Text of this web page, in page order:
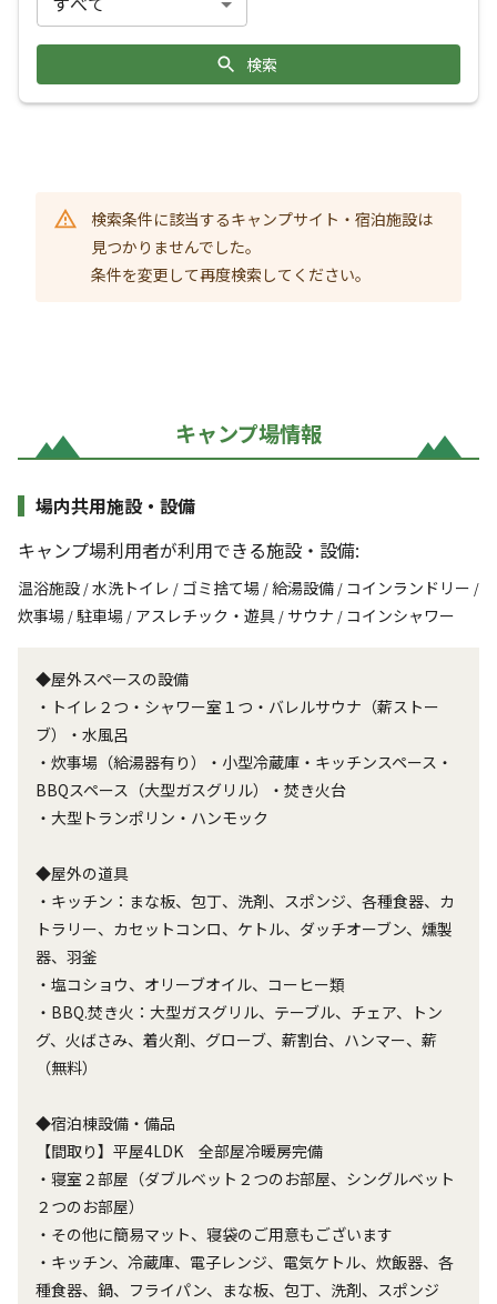
検索
検索条件に該当するキャンプサイト・宿泊施設は
見つかりませんでした。
条件を変更して再度検索してください。
キャンプ場情報
場内共用施設・設備
キャンプ場利用者が利用できる施設・設備:
温浴施設 /水洗トイレ / ゴミ捨て場 /給湯設備 / コインランドリー /
炊事場 /駐車場 / アスレチック・遊具 / サウナ / コインシャワー
◆屋外スペースの設備
・トイレ２つ・シャワー室１つ・バレルサウナ（薪ストー
ブ）・水風呂
・炊事場（給湯器有り）・小型冷蔵庫・キッチンスペース・
BBQスペース（大型ガスグリル）・焚き火台
・大型トランポリン・ハンモック
◆屋外の道具
・キッチン：まな板、包丁、洗剤、スポンジ、各種食器、カ
トラリー、カセットコンロ、ケトル、ダッチオーブン、燻製
器、羽釜
・塩コショウ、オリーブオイル、コーヒー類
・BBQ.焚き火：大型ガスグリル、テーブル、チェア、トン
グ、火ばさみ、着火剤、グローブ、薪割台、ハンマー、薪
（無料）
◆宿泊棟設備・備品
【間取り】平屋4LDK 全部屋冷暖房完備
・寝室２部屋（ダブルベット２つのお部屋、シングルベット
２つのお部屋）
・その他に簡易マット、寝袋のご用意もございます
・キッチン、冷蔵庫、電子レンジ、電気ケトル、炊飯器、各
種食器、鍋、フライパン、まな板、包丁、洗剤、スポンジ